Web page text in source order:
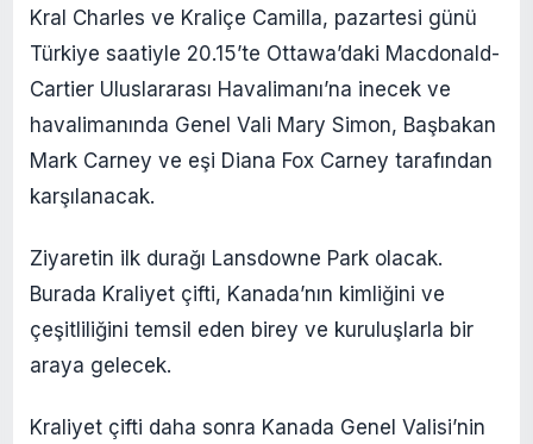
Kral Charles ve Kraliçe Camilla, pazartesi günü
Türkiye saatiyle 20.15’te Ottawa’daki Macdonald-
Cartier Uluslararası Havalimanı’na inecek ve
havalimanında Genel Vali Mary Simon, Başbakan
Mark Carney ve eşi Diana Fox Carney tarafından
karşılanacak.
Ziyaretin ilk durağı Lansdowne Park olacak.
Burada Kraliyet çifti, Kanada’nın kimliğini ve
çeşitliliğini temsil eden birey ve kuruluşlarla bir
araya gelecek.
Kraliyet çifti daha sonra Kanada Genel Valisi’nin